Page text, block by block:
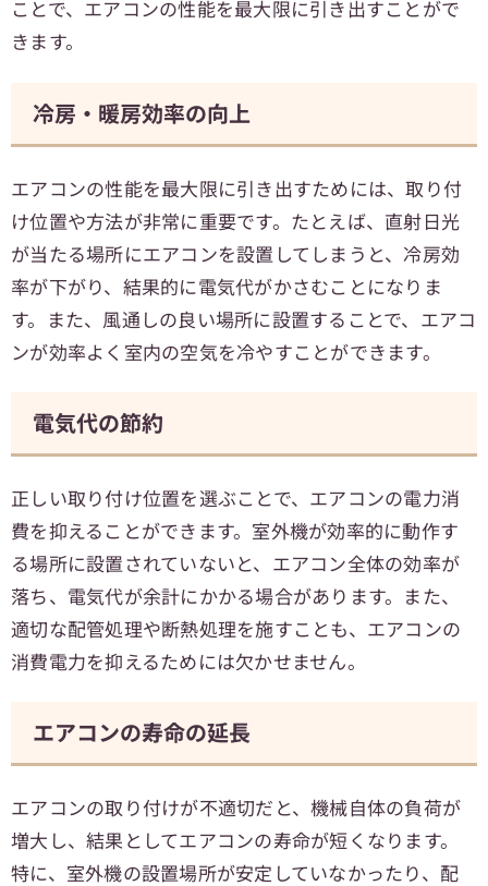
ことで、エアコンの性能を最大限に引き出すことがで
きます。
冷房・暖房効率の向上
エアコンの性能を最大限に引き出すためには、取り付
け位置や方法が非常に重要です。たとえば、直射日光
が当たる場所にエアコンを設置してしまうと、冷房効
率が下がり、結果的に電気代がかさむことになりま
す。また、風通しの良い場所に設置することで、エアコ
ンが効率よく室内の空気を冷やすことができます。
電気代の節約
正しい取り付け位置を選ぶことで、エアコンの電力消
費を抑えることができます。室外機が効率的に動作す
る場所に設置されていないと、エアコン全体の効率が
落ち、電気代が余計にかかる場合があります。また、
適切な配管処理や断熱処理を施すことも、エアコンの
消費電力を抑えるためには欠かせません。
エアコンの寿命の延長
エアコンの取り付けが不適切だと、機械自体の負荷が
増大し、結果としてエアコンの寿命が短くなります。
特に、室外機の設置場所が安定していなかったり、配